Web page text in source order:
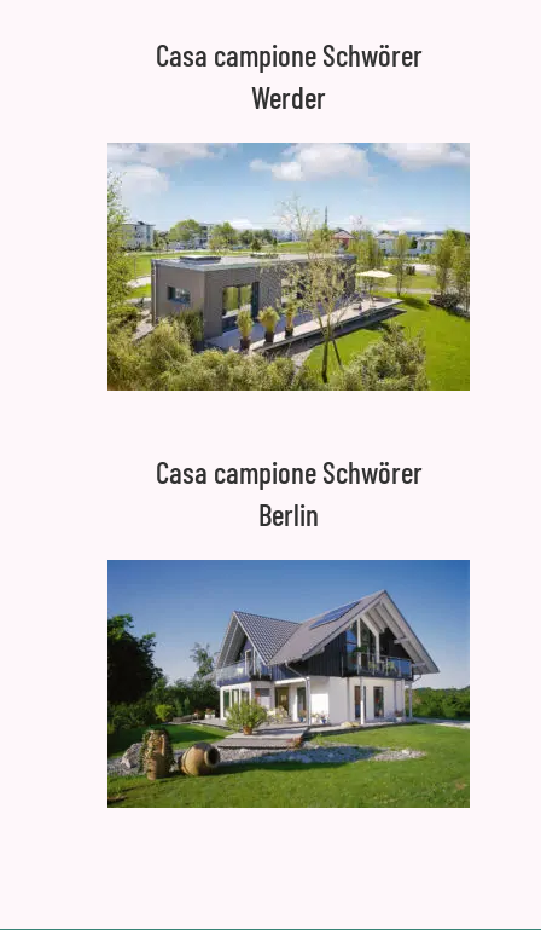
Casa campione Schwörer
Werder
Casa campione Schwörer
Berlin